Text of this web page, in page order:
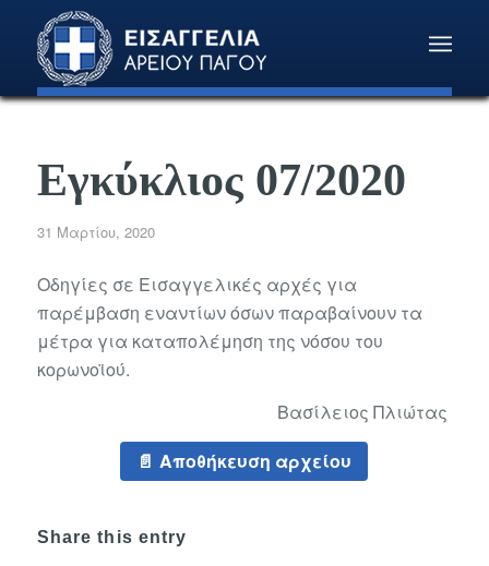
Εγκύκλιος 07/2020
31 Μαρτίου, 2020
Οδηγίες σε Εισαγγελικές αρχές για
παρέμβαση εναντίων όσων παραβαίνουν τα
μέτρα για καταπολέμηση της νόσου του
κορωνοϊού.
Βασίλειος Πλιώτας
Αποθήκευση αρχείου
Share this entry